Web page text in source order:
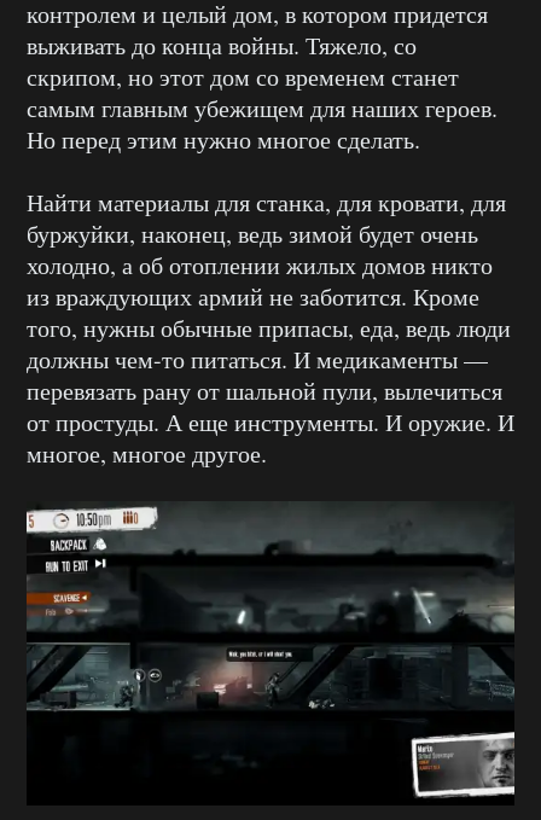
контролем и целый дом, в котором придется
выживать до конца войны. Тяжело, со
скрипом, но этот дом со временем станет
самым главным убежищем для наших героев.
Но перед этим нужно многое сделать.
Найти материалы для станка, для кровати, для
буржуйки, наконец, ведь зимой будет очень
холодно, а об отоплении жилых домов никто
из враждующих армий не заботится. Кроме
того, нужны обычные припасы, еда, ведь люди
должны чем-то питаться. И медикаменты —
перевязать рану от шальной пули, вылечиться
от простуды. А еще инструменты. И оружие. И
многое, многое другое.